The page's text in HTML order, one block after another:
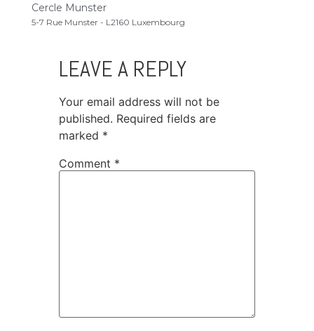
Cercle Munster
5-7 Rue Munster - L2160 Luxembourg
LEAVE A REPLY
Your email address will not be
published. Required fields are
marked *
Comment *